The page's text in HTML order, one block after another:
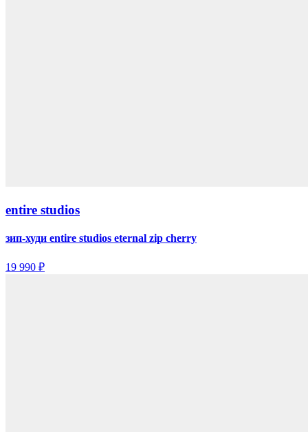
entire studios
зип-худи entire studios eternal zip cherry
19 990 ₽